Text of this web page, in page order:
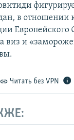
в отношении
Европейского
виз и
Читать без VPN